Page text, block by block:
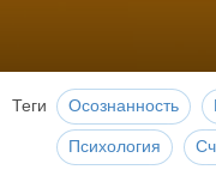
Теги Осознанность
Психология